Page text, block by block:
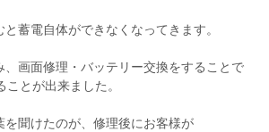
蓄電自体ができなくなってきます。
、画面修理・バッテリー交換をすることで
とが出来ました。
を聞けたのが、修理後にお客様が